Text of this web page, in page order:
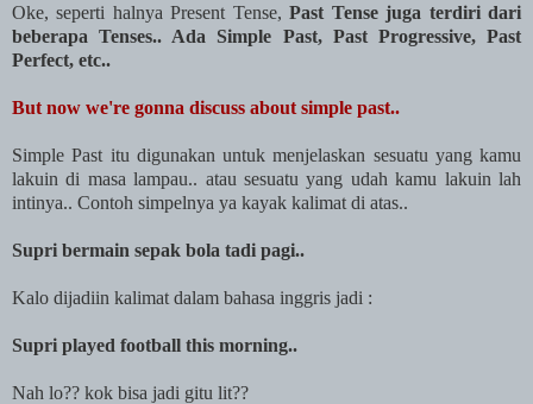
Oke, seperti halnya Present Tense,Past Tense juga terdiri dari
beberapa Tenses.. Ada Simple Past, Past Progressive, Past
Perfect, etc..
But now we're gonna discuss about simple past..
Simple Past itu digunakan untuk menjelaskan sesuatu yang kamu
lakuin di masa lampau.. atau sesuatu yang udah kamu lakuin lah
intinya.. Contoh simpelnya ya kayak kalimat di atas..
Supri bermain sepak bola tadi pagi..
Kalo dijadiin kalimat dalam bahasa inggris jadi :
Supri played football this morning..
Nah lo?? kok bisa jadi gitu lit??